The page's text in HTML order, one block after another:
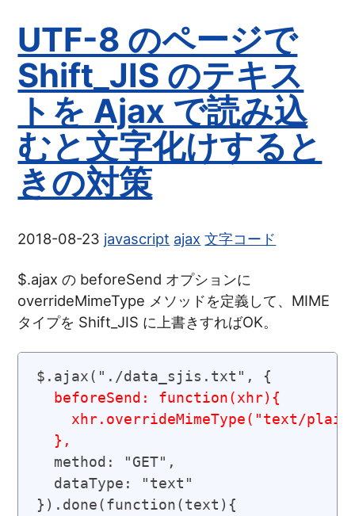
UTF-8 のページで
Shift_JIS のテキス
トを Ajax で読み込
むと文字化けすると
きの対策
2018-08-23 javascript ajax 文字コード
$.ajax の beforeSend オプションに
overrideMimeType メソッドを定義して、MIME
タイプを Shift_JIS に上書きすればOK。
$.ajax("./data_sjis.txt", {
beforeSend: function(xhr){
xhr.overrideMimeType("text/
  },
  method: "GET",
  dataType: "text"
}).done(function(text){